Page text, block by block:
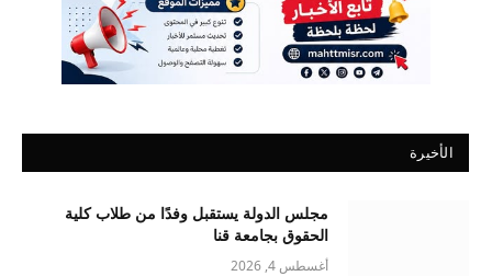
الأخيرة
مجلس الدولة يستقبل وفدًا من طلاب كلية
الحقوق بجامعة قنا
أغسطس 4, 2026